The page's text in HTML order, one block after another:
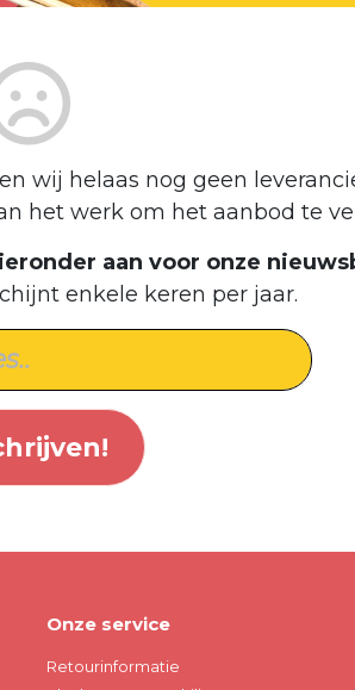
wij helaas nog geen
het werk om het aanbod te
aan voor onze
enkele keren per jaar.
Onze service
Retourinformatie